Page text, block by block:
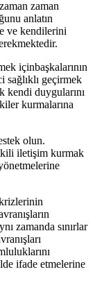
zaman
anlatın
ve kendilerini
içinbaşkalarının
sağlıklı geçirmek
kendi duygularını
kurmalarına
olun.
iletişim kurmak
zamanda sınırlar
ifade etmelerine